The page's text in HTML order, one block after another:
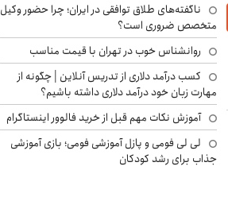
ناگفته‌های طلاق توافقی در ایران؛ چرا حضور وکیل
متخصص ضروری است؟
روانشناس خوب در تهران با قیمت مناسب
کسب درآمد دلاری از تدریس آنلاین | چگونه از
مهارت زبان خود درآمد دلاری داشته باشیم؟
آموزش نکات مهم قبل از خرید فالوور اینستاگرام
لی لی فومی و پازل آموزشی فومی؛ بازی آموزشی
جذاب برای رشد کودکان